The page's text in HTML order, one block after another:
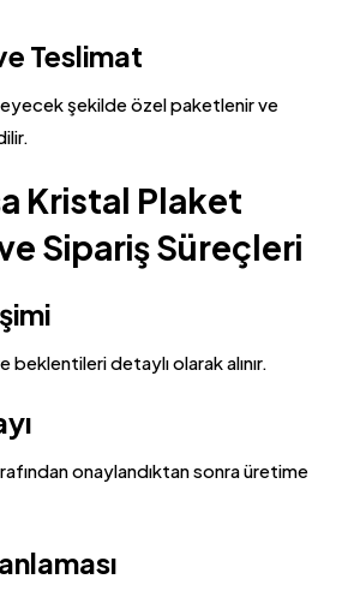
Teslimat
şekilde özel paketlenir ve
Kristal Plaket
Sipariş Süreçleri
detaylı olarak alınır.
onaylandıktan sonra üretime